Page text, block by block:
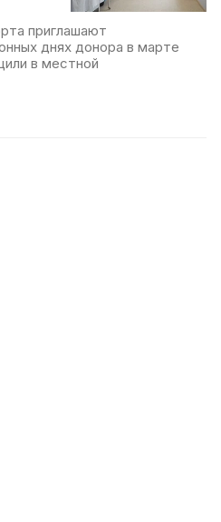
приглашают
днях донора в марте
в местной